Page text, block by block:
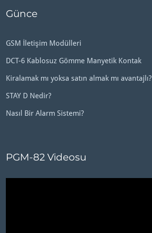
Günce
GSM İletişim Modülleri
DCT-6 Kablosuz Gömme Manyetik Kontak
Kiralamak mı yoksa satın almak mı avantajlı?
STAY D Nedir?
Nasıl Bir Alarm Sistemi?
PGM-82 Videosu